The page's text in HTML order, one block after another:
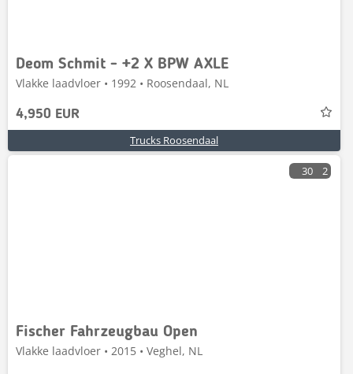
Deom Schmit - +2 X BPW AXLE
Vlakke laadvloer • 1992 • Roosendaal, NL
4,950 EUR
Trucks Roosendaal
30 2
Fischer Fahrzeugbau Open
Vlakke laadvloer • 2015 • Veghel, NL